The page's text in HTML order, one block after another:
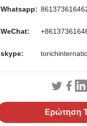
Whatsapp:
WeChat:
skype:
Ερώτηση